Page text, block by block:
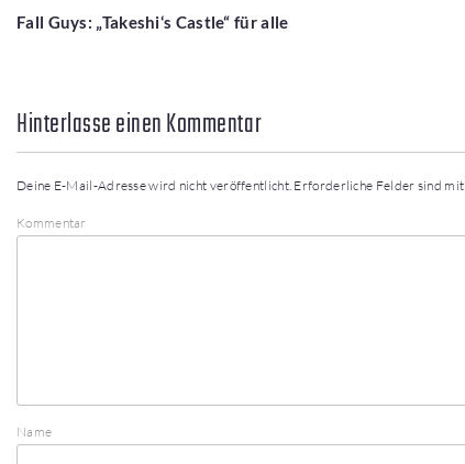
Fall Guys: „Takeshi‘s Castle“ für alle
Hinterlasse einen Kommentar
Deine E-Mail-Adresse wird nicht veröffentlicht. Erforderliche Felder sind mit
Kommentar
Name